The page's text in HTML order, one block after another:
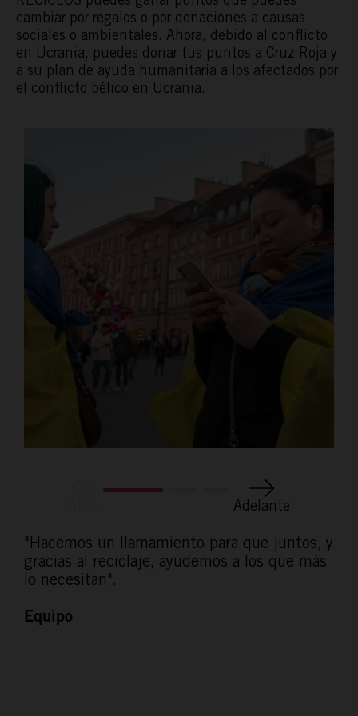
cambiar por regalos o por donaciones a causas
sociales o ambientales. Ahora, debido al conflicto
en Ucrania, puedes donar tus puntos a Cruz Roja y
a su plan de ayuda humanitaria a los afectados por
el conflicto bélico en Ucrania.
Adelante
"Hacemos un llamamiento para que juntos, y
gracias al reciclaje, ayudemos a los que más
lo necesitan".
Equipo